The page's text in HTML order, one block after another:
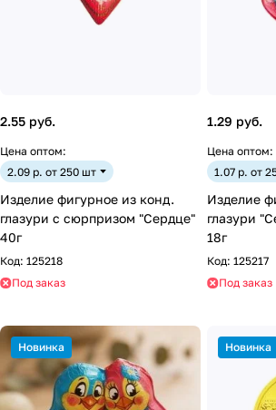
2.55 руб.
Цена оптом:
2.09 р. от 250 шт
Изделие фигурное из конд.
глазури с сюрпризом "Сердце"
40г
Код: 125218
Под заказ
1.29 руб.
Цена оптом:
1.07 р. от
Изделие
глазури
18г
Код: 125217
Под заказ
Новинка Новинка